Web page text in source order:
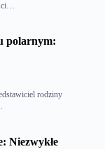
polarnym:
rodziny
Niezwykłe